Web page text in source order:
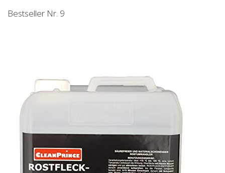
Bestseller Nr. 9